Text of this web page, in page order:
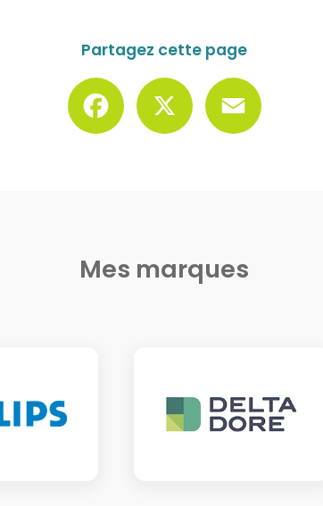
Partagez cette page
Facebook
Mes marques